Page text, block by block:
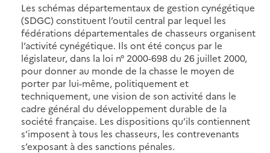
Les schémas départementaux de gestion cynégétique
(SDGC) constituent l’outil central par lequel les
fédérations départementales de chasseurs organisent
l’activité cynégétique. Ils ont été conçus par le
législateur, dans la loi n° 2000-698 du 26 juillet 2000,
pour donner au monde de la chasse le moyen de
porter par lui-même, politiquement et
techniquement, une vision de son activité dans le
cadre général du développement durable de la
société française. Les dispositions qu’ils contiennent
s’imposent à tous les chasseurs, les contrevenants
s’exposant à des sanctions pénales.